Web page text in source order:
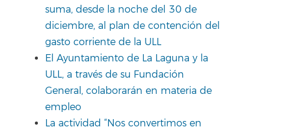
suma, desde la noche del 30 de
diciembre, al plan de contención del
gasto corriente de la ULL
El Ayuntamiento de La Laguna y la
ULL, a través de su Fundación
General, colaborarán en materia de
empleo
La actividad “Nos convertimos en